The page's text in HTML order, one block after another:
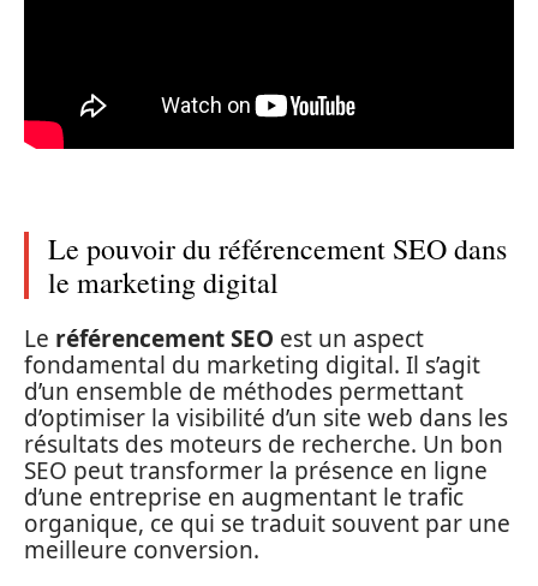
Le pouvoir du référencement SEO dans
le marketing digital
Le référencement SEO est un aspect
fondamental du marketing digital. Il s’agit
d’un ensemble de méthodes permettant
d’optimiser la visibilité d’un site web dans les
résultats des moteurs de recherche. Un bon
SEO peut transformer la présence en ligne
d’une entreprise en augmentant le trafic
organique, ce qui se traduit souvent par une
meilleure conversion.